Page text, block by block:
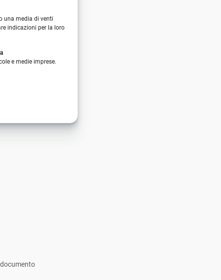
una media di venti
indicazioni per la loro
e medie imprese.